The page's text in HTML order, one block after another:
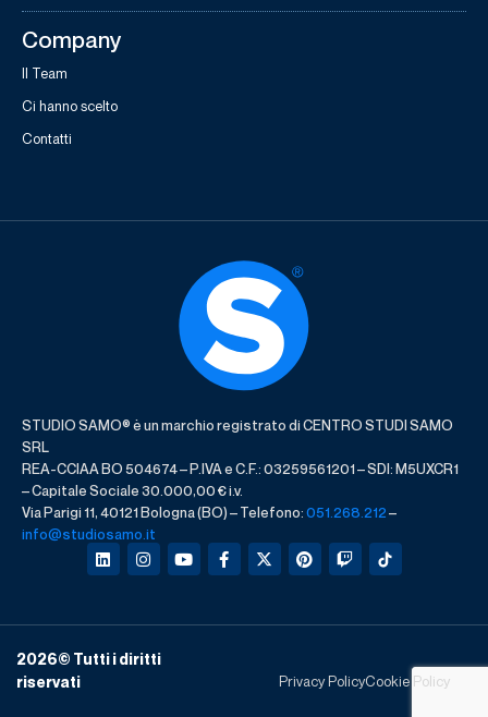
Company
Il Team
Ci hanno scelto
Contatti
STUDIO SAMO® è un marchio registrato di CENTRO STUDI SAMO
SRL
REA-CCIAA BO 504674 – P.IVA e C.F.: 03259561201 – SDI: M5UXCR1
– Capitale Sociale 30.000,00 € i.v.
Via Parigi 11, 40121 Bologna (BO) – Telefono:051.268.212–
info@studiosamo.it
2026© Tutti i diritti
riservati​
Privacy PolicyCookie Policy